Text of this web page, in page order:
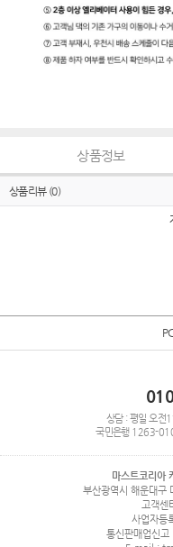
상품정보
상품리뷰 (0)
상담 : 평일 오전
국민은행 1263-
마스트코리아
부산광역시 해운대
고객
사업자
통신판매업신